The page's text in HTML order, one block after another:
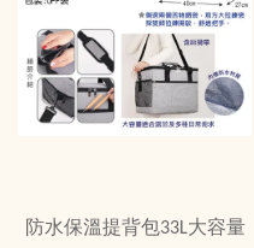
防水保溫提背包33L大容量